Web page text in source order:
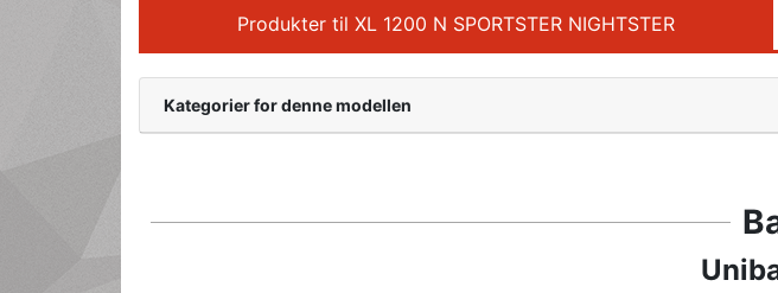
Produkter til XL 1200 N SPORTSTER NIGHTSTER
Kategorier for denne modellen